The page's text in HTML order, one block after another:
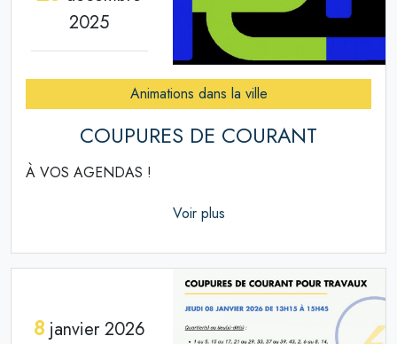
2025
Animations dans la ville
COUPURES DE COURANT
À VOS AGENDAS !
Voir plus
8janvier 2026